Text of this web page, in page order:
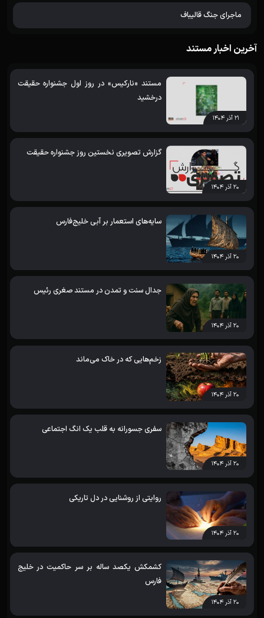
ماجرای جنگ قالیباف
آخرین اخبار مستند
۲۱ آذر ۱۴۰۴
مستند «نارکیس» در روز اول جشنواره حقیقت
درخشید
۲۰ آذر ۱۴۰۴
گزارش تصویری نخستین روز جشنواره حقیقت
۲۰ آذر ۱۴۰۴
سایه‌های استعمار بر آبی خلیج‌فارس
۲۰ آذر ۱۴۰۴
جدال سنت و تمدن در مستند صغری رئیس
۲۰ آذر ۱۴۰۴
زخم‌هایی که در خاک می‌ماند
۲۰ آذر ۱۴۰۴
سفری جسورانه به قلب یک انگ اجتماعی
۲۰ آذر ۱۴۰۴
روایتی از روشنایی در دل تاریکی
۲۰ آذر ۱۴۰۴
کشمکش یکصد ساله بر سر حاکمیت در خلیج
فارس